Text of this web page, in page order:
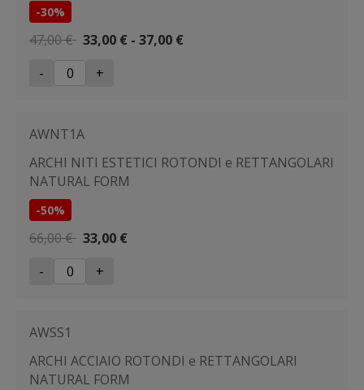
-30%
47,00 € 33,00 € - 37,00 €
-
+
AWNT1A
ARCHI NITI ESTETICI ROTONDI e RETTANGOLARI
NATURAL FORM
-50%
66,00 € 33,00 €
-
+
AWSS1
ARCHI ACCIAIO ROTONDI e RETTANGOLARI
NATURAL FORM